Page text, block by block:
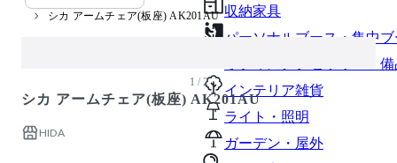
収納家具
パーソナルブース・集中
オフィスアクセサリー・
インテリア雑貨
ライト・照明
ガーデン・屋外
シカ アームチェア(板座) AK201AU
1 / 2
シカ アームチェア(板座) AK201AU
HIDA